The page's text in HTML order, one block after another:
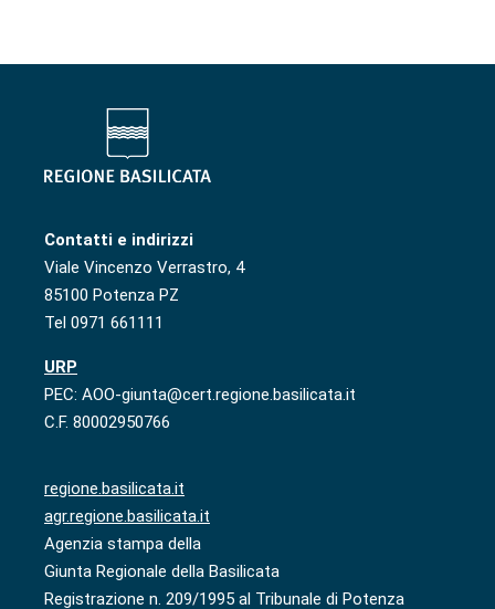
Contatti e indirizzi
Viale Vincenzo Verrastro, 4
85100 Potenza PZ
Tel 0971 661111
URP
PEC: AOO-giunta@cert.regione.basilicata.it
C.F. 80002950766
regione.basilicata.it
agr.regione.basilicata.it
Agenzia stampa della
Giunta Regionale della Basilicata
Registrazione n. 209/1995 al Tribunale di Potenza